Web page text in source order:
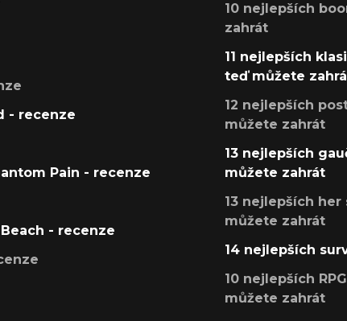
- recenze
Pain - recenze
- recenze
10 nejlepších
zahrát
11 nejlepších
teď můžete
12 nejlepších
můžete zahrát
13 nejlepších
můžete zahrát
13 nejlepších
můžete zahrát
14 nejlepších
10 nejlepších
můžete zahrát